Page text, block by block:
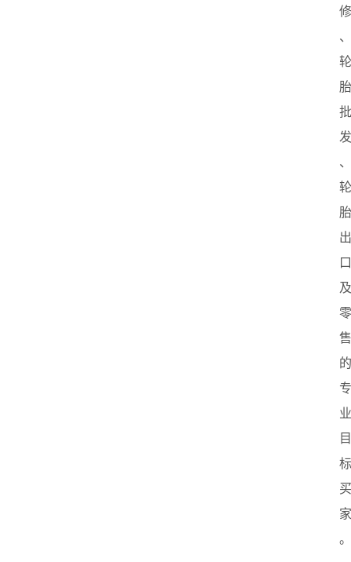
修
、
轮
胎
批
发
、
轮
胎
出
口
及
零
售
的
专
业
目
标
买
家
。